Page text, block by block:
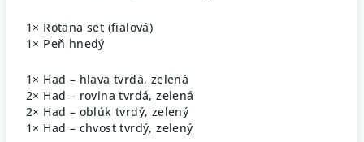
1× Rotana set (fialová)
1× Peň hnedý
1× Had – hlava tvrdá, zelená
2× Had – rovina tvrdá, zelená
2× Had – oblúk tvrdý, zelený
1× Had – chvost tvrdý, zelený